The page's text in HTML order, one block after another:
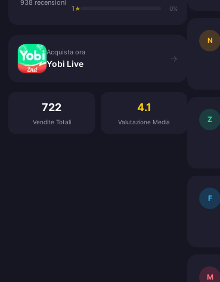
938 recensioni
1★ 0%
Acquista ora
Yobi Live
→
722
Vendite Totali
4.1
Valutazione Media
N
Z
F
M